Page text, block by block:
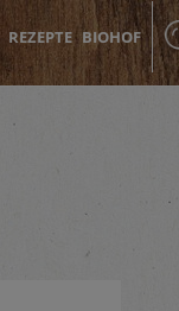
REZEPTE BIOHOF